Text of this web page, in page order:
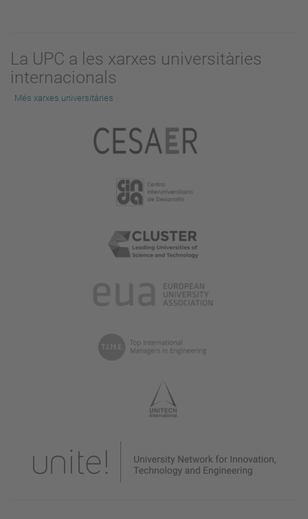
La UPC a les xarxes universitàries
internacionals
Més xarxes universitàries